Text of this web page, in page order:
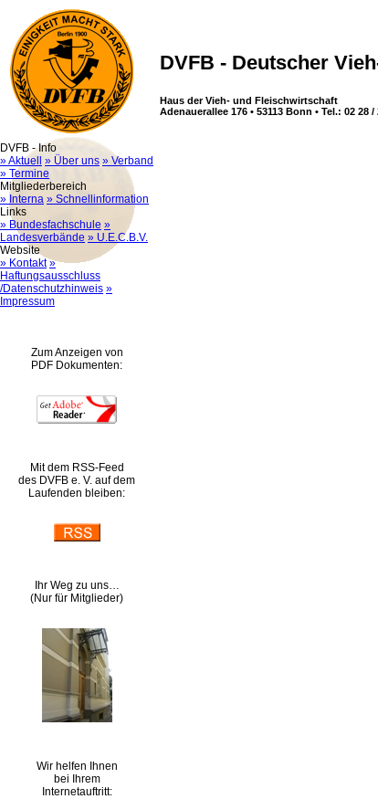
DVFB - Deutscher
Haus der Vieh- und Fleischwirtschaft
Adenauerallee 176 • 53113 Bonn • Tel.: 02 28 /
DVFB - Info
» Aktuell
» Über uns » Verband
» Termine
Mitgliederbereich
» Interna » Schnellinformation
Links
» Bundesfachschule »
Landesverbände » U.E.C.B.V.
Website
» Kontakt »
Haftungsausschluss
/Datenschutzhinweis »
Impressum
Zum Anzeigen von
PDF Dokumenten:
Mit dem RSS-Feed
des DVFB e. V. auf dem
Laufenden bleiben:
Ihr Weg zu uns…
(Nur für Mitglieder)
Wir helfen Ihnen
bei Ihrem
Internetauftritt: